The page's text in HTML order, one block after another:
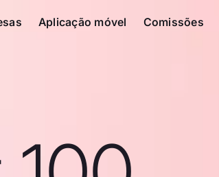
Aplicação móvel Comissões